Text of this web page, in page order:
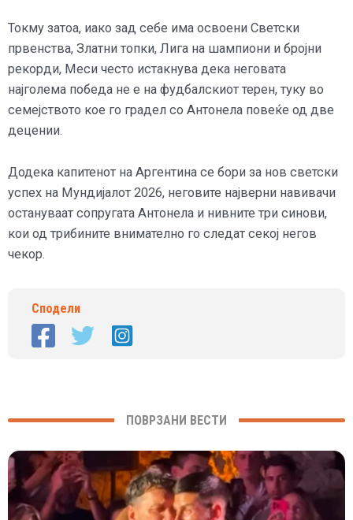
Токму затоа, иако зад себе има освоени Светски
првенства, Златни топки, Лига на шампиони и бројни
рекорди, Меси често истакнува дека неговата
најголема победа не е на фудбалскиот терен, туку во
семејството кое го градел со Антонела повеќе од две
децении.
Додека капитенот на Аргентина се бори за нов светски
успех на Мундијалот 2026, неговите најверни навивачи
остануваат сопругата Антонела и нивните три синови,
кои од трибините внимателно го следат секој негов
чекор.
Сподели
ПОВРЗАНИ ВЕСТИ